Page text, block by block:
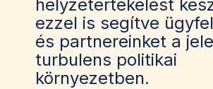
helyzetértékelést
ezzel is segítve
és partnereinket a
turbulens politikai
környezetben.